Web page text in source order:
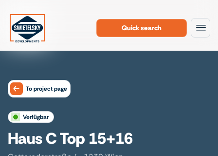
To the content Quick search
To project page
verfügbar
Haus C Top 15+16